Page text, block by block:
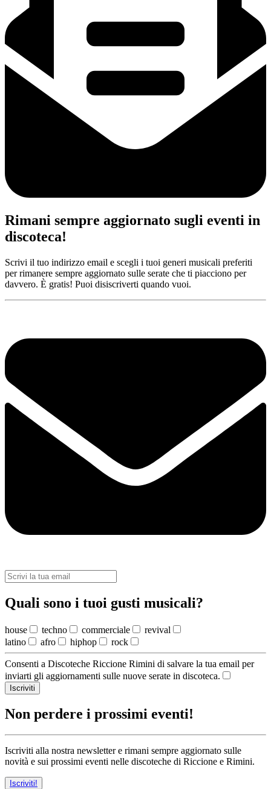
Rimani sempre aggiornato sugli eventi in
discoteca!
Scrivi il tuo indirizzo email e scegli i tuoi generi musicali preferiti
per rimanere sempre aggiornato sulle serate che ti piacciono per
davvero. È gratis! Puoi disiscriverti quando vuoi.
Quali sono i tuoi gusti musicali?
house techno commerciale
revival
latino
afro hiphop rock
Consenti a Discoteche Riccione Rimini di salvare la tua email per
inviarti gli aggiornamenti sulle nuove serate in discoteca.
Iscriviti
Non perdere i prossimi eventi!
Iscriviti alla nostra newsletter e rimani sempre aggiornato sulle
novità e sui prossimi eventi nelle discoteche di Riccione e Rimini.
Iscriviti!